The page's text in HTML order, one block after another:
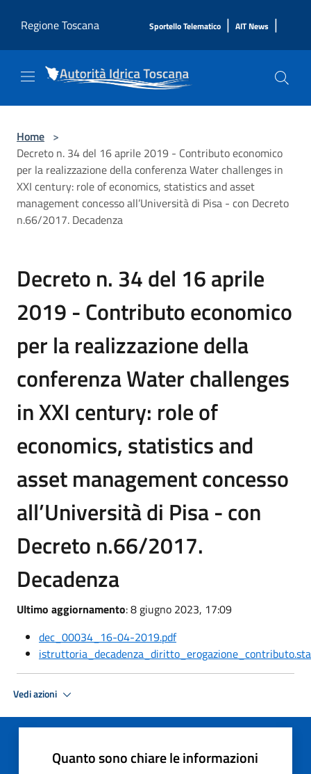
Regione Toscana
Sportello Telematico | AIT News |
Home >
Decreto n. 34 del 16 aprile 2019 - Contributo economico
per la realizzazione della conferenza Water challenges in
XXI century: role of economics, statistics and asset
management concesso all’Università di Pisa - con Decreto
n.66/2017. Decadenza
Decreto n. 34 del 16 aprile
2019 - Contributo economico
per la realizzazione della
conferenza Water challenges
in XXI century: role of
economics, statistics and
asset management concesso
all’Università di Pisa - con
Decreto n.66/2017.
Decadenza
Ultimo aggiornamento: 8 giugno 2023, 17:09
dec_00034_16-04-2019.pdf
Vedi azioni
Quanto sono chiare le informazioni